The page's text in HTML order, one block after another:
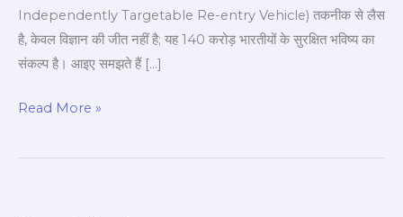
Independently Targetable Re-entry Vehicle) तकनीक से लैस
है, केवल विज्ञान की जीत नहीं है; यह 140 करोड़ भारतीयों के सुरक्षित भविष्य का
संकल्प है। आइए समझते हैं […]
Read More »